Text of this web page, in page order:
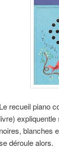
Le recueil piano
livre)
noires, blanches
déroule alors.